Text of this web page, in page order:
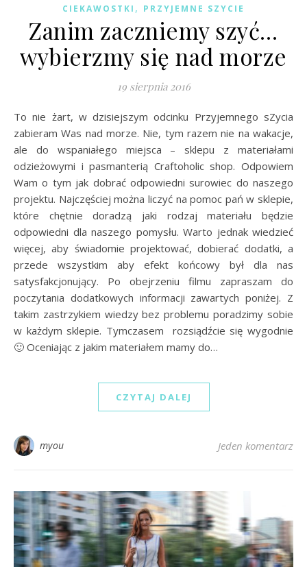
CIEKAWOSTKI , PRZYJEMNE SZYCIE
Zanim zaczniemy szyć…
wybierzmy się nad morze
19 sierpnia 2016
To nie żart, w dzisiejszym odcinku Przyjemnego sZycia
zabieram Was nad morze. Nie, tym razem nie na wakacje,
ale do wspaniałego miejsca – sklepu z materiałami
odzieżowymi i pasmanterią Craftoholic shop. Odpowiem
Wam o tym jak dobrać odpowiedni surowiec do naszego
projektu. Najczęściej można liczyć na pomoc pań w sklepie,
które chętnie doradzą jaki rodzaj materiału będzie
odpowiedni dla naszego pomysłu. Warto jednak wiedzieć
więcej, aby świadomie projektować, dobierać dodatki, a
przede wszystkim aby efekt końcowy był dla nas
satysfakcjonujący. Po obejrzeniu filmu zapraszam do
poczytania dodatkowych informacji zawartych poniżej. Z
takim zastrzykiem wiedzy bez problemu poradzimy sobie
w każdym sklepie. Tymczasem rozsiądźcie się wygodnie
🙂 Oceniając z jakim materiałem mamy do…
CZYTAJ DALEJ
myou Jeden komentarz